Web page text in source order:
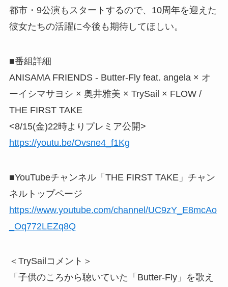
都市・9公演もスタートするので、10周年を迎えた
彼女たちの活躍に今後も期待してほしい。
■番組詳細
ANISAMA FRIENDS - Butter-Fly feat. angela × オ
ーイシマサヨシ × 奥井雅美 × TrySail × FLOW /
THE FIRST TAKE
<8/15(金)22時よりプレミア公開>
https://youtu.be/Ovsne4_f1Kg
■YouTubeチャンネル「THE FIRST TAKE」チャン
ネルトップページ
https://www.youtube.com/channel/UC9zY_E8mcAo
_Oq772LEZq8Q
＜TrySailコメント＞
「子供のころから聴いていた「Butter-Fly」を歌え